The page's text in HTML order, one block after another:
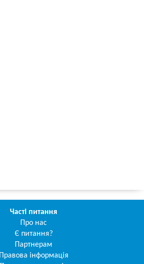
Часті питання
Про нас
Є питання?
Партнерам
Правова інформація